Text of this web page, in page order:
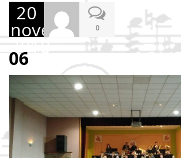
20
novembre
2018
0
06